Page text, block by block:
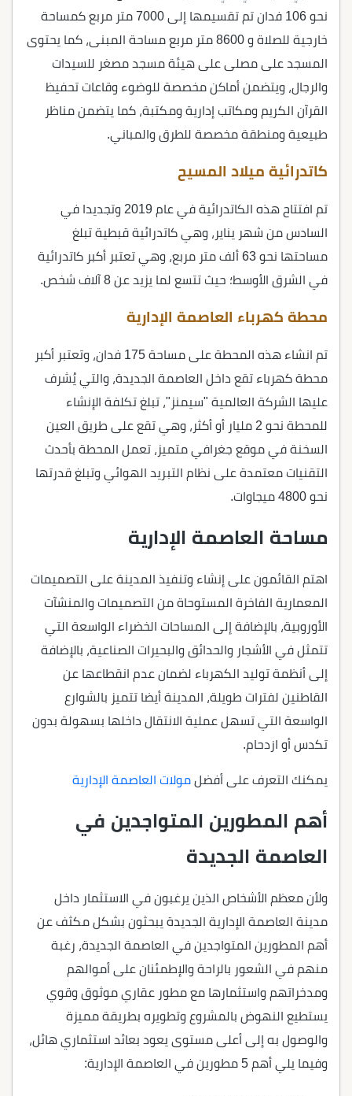
نحو 106 فدان تم تقسيمها إلى 7000 متر مربع كمساحة
خارجية للصلاة و 8600 متر مربع مساحة المبنى، كما يحتوى
المسجد على مصلى على هيئة مسجد مصغر للسيدات
والرجال، ويتضمن أماكن مخصصة للوضوء وقاعات تحفيظ
القرآن الكريم ومكاتب إدارية ومكتبة، كما يتضمن مناظر
طبيعية ومنطقة مخصصة للطرق والمباني.
كاتدرائية ميلاد المسيح
تم افتتاح هذه الكاتدرائية في عام 2019 وتجديدا في
السادس من شهر يناير، وهي كاتدرائية قبطية تبلغ
مساحتها نحو 63 ألف متر مربع، وهي تعتبر أكبر كاتدرائية
في الشرق الأوسط؛ حيث تتسع لما يزيد عن 8 آلاف شخص.
محطة كهرباء العاصمة الإدارية
تم انشاء هذه المحطة على مساحة 175 فدان، وتعتبر أكبر
محطة كهرباء تقع داخل العاصمة الجديدة، والتي يُشرف
عليها الشركة العالمية "سيمنز"، تبلغ تكلفة الإنشاء
للمحطة نحو 2 مليار أو أكثر، وهي تقع على طريق العين
السخنة في موقع جغرافي متميز، تعمل المحطة بأحدث
التقنيات معتمدة على نظام التبريد الهوائي وتبلغ قدرتها
نحو 4800 ميجاوات.
مساحة العاصمة الإدارية
اهتم القائمون على إنشاء وتنفيذ المدينة على التصميمات
المعمارية الفاخرة المستوحاة من التصميمات والمنشآت
الأوروبية، بالإضافة إلى المساحات الخضراء الواسعة التي
تتمثل في الأشجار والحدائق والبحيرات الصناعية، بالإضافة
إلى أنظمة توليد الكهرباء لضمان عدم انقطاعها عن
القاطنين لفترات طويلة، المدينة أيضا تتميز بالشوارع
الواسعة التي تسهل عملية الانتقال داخلها بسهولة بدون
تكدس أو ازدحام.
يمكنك التعرف على أفضل مولات العاصمة الإدارية
أهم المطورين المتواجدين في
العاصمة الجديدة
ولأن معظم الأشخاص الذين يرغبون في الاستثمار داخل
مدينة العاصمة الإدارية الجديدة يبحثون بشكل مكثف عن
أهم المطورين المتواجدين في العاصمة الجديدة، رغبة
منهم في الشعور بالراحة والإطمئنان على أموالهم
ومدخراتهم واستثمارها مع مطور عقاري موثوق وقوي
يستطيع النهوض بالمشروع وتطويره بطريقة مميزة
والوصول به إلى أعلى مستوى يعود بعائد استثماري هائل،
وفيما يلي أهم 5 مطورين في العاصمة الإدارية: